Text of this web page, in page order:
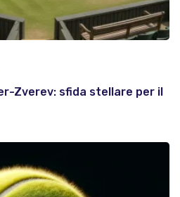
Zverev: sfida stellare per il